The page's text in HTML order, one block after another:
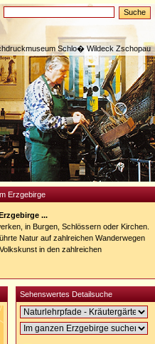
Schlo� Wildeck Zschopau
Erzgebirge
...
in Burgen, Schlössern oder Kirchen.
Natur auf zahlreichen Wanderwegen
in den zahlreichen
Sehenswertes Detailsuche